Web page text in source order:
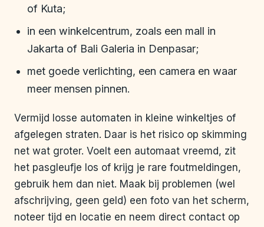
of Kuta;
in een winkelcentrum, zoals een mall in
Jakarta of Bali Galeria in Denpasar;
met goede verlichting, een camera en waar
meer mensen pinnen.
Vermijd losse automaten in kleine winkeltjes of
afgelegen straten. Daar is het risico op skimming
net wat groter. Voelt een automaat vreemd, zit
het pasgleufje los of krijg je rare foutmeldingen,
gebruik hem dan niet. Maak bij problemen (wel
afschrijving, geen geld) een foto van het scherm,
noteer tijd en locatie en neem direct contact op